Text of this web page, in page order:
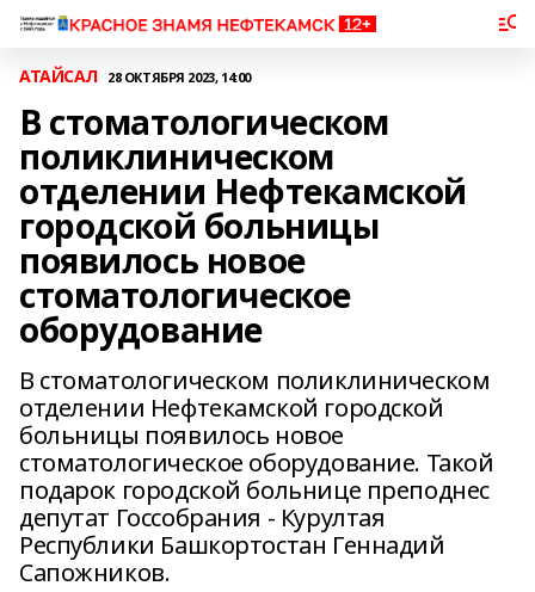
АТАЙСАЛ 28 ОКТЯБРЯ 2023, 14:00
В стоматологическом
поликлиническом
отделении Нефтекамской
городской больницы
появилось новое
стоматологическое
оборудование
В стоматологическом поликлиническом
отделении Нефтекамской городской
больницы появилось новое
стоматологическое оборудование. Такой
подарок городской больнице преподнес
депутат Госсобрания - Курултая
Республики Башкортостан Геннадий
Сапожников.